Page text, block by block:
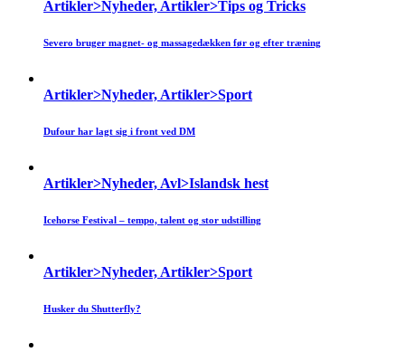
Artikler>Nyheder, Artikler>Tips og Tricks
Severo bruger magnet- og massagedækken før og efter træning
Artikler>Nyheder, Artikler>Sport
Dufour har lagt sig i front ved DM
Artikler>Nyheder, Avl>Islandsk hest
Icehorse Festival – tempo, talent og stor udstilling
Artikler>Nyheder, Artikler>Sport
Husker du Shutterfly?